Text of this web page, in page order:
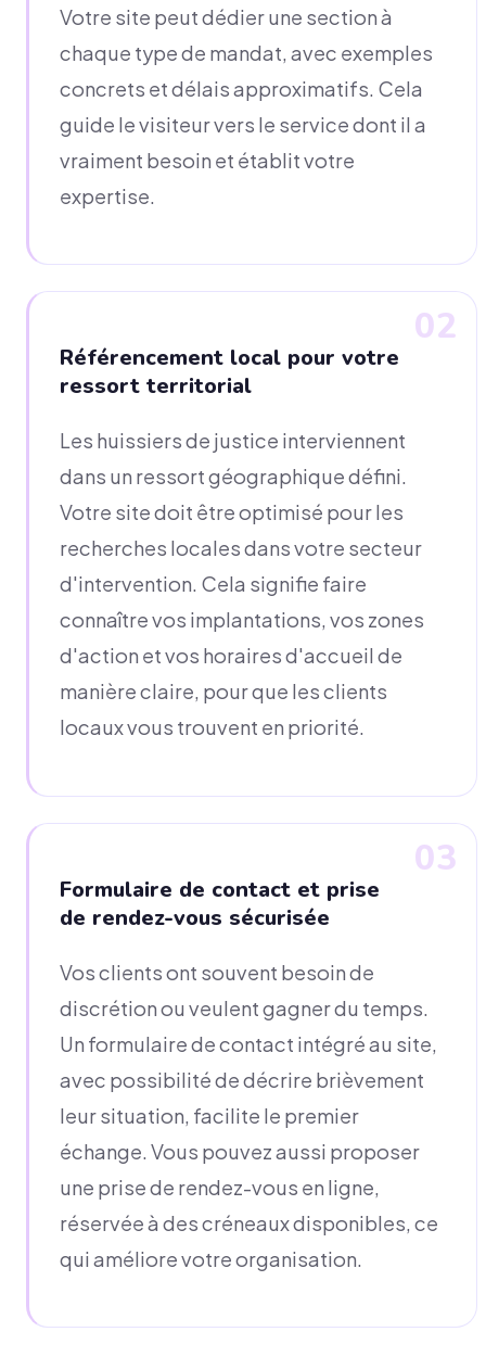
Votre site peut dédier une section à
chaque type de mandat, avec exemples
concrets et délais approximatifs. Cela
guide le visiteur vers le service dont il a
vraiment besoin et établit votre
expertise.
02
Référencement local pour votre
ressort territorial
Les huissiers de justice interviennent
dans un ressort géographique défini.
Votre site doit être optimisé pour les
recherches locales dans votre secteur
d'intervention. Cela signifie faire
connaître vos implantations, vos zones
d'action et vos horaires d'accueil de
manière claire, pour que les clients
locaux vous trouvent en priorité.
03
Formulaire de contact et prise
de rendez-vous sécurisée
Vos clients ont souvent besoin de
discrétion ou veulent gagner du temps.
Un formulaire de contact intégré au site,
avec possibilité de décrire brièvement
leur situation, facilite le premier
échange. Vous pouvez aussi proposer
une prise de rendez-vous en ligne,
réservée à des créneaux disponibles, ce
qui améliore votre organisation.